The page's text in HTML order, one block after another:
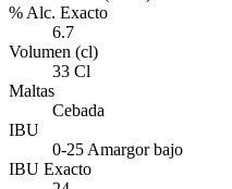
% Alc. Exacto
6.7
Volumen (cl)
33 Cl
Maltas
Cebada
IBU
0-25 Amargor bajo
IBU Exacto